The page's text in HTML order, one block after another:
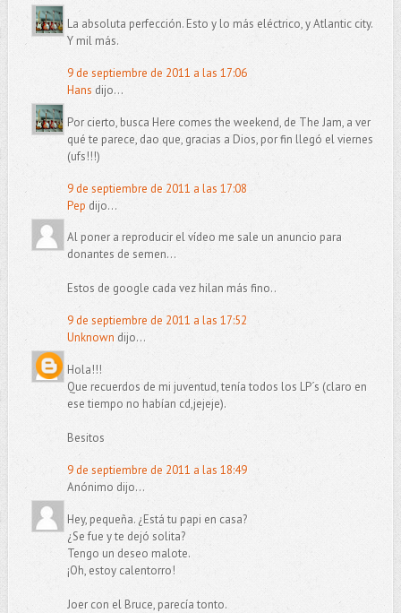
La absoluta perfección. Esto y lo más eléctrico, y Atlantic city.
Y mil más.
9 de septiembre de 2011 a las 17:06
Hans dijo...
Por cierto, busca Here comes the weekend, de The Jam, a ver
qué te parece, dao que, gracias a Dios, por fin llegó el viernes
(ufs!!!)
9 de septiembre de 2011 a las 17:08
Pep dijo...
Al poner a reproducir el vídeo me sale un anuncio para
donantes de semen...
Estos de google cada vez hilan más fino..
9 de septiembre de 2011 a las 17:52
Unknown dijo...
Hola!!!
Que recuerdos de mi juventud, tenía todos los LP´s (claro en
ese tiempo no habían cd,jejeje).
Besitos
9 de septiembre de 2011 a las 18:49
Anónimo dijo...
Hey, pequeña. ¿Está tu papi en casa?
¿Se fue y te dejó solita?
Tengo un deseo malote.
¡Oh, estoy calentorro!
Joer con el Bruce, parecía tonto.